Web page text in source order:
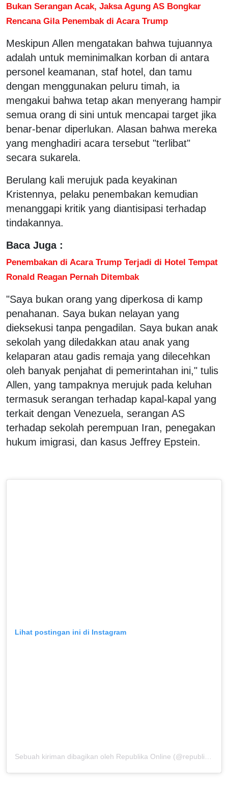
Bukan Serangan Acak, Jaksa Agung AS Bongkar
Rencana Gila Penembak di Acara Trump
Meskipun Allen mengatakan bahwa tujuannya
adalah untuk meminimalkan korban di antara
personel keamanan, staf hotel, dan tamu
dengan menggunakan peluru timah, ia
mengakui bahwa tetap akan menyerang hampir
semua orang di sini untuk mencapai target jika
benar-benar diperlukan. Alasan bahwa mereka
yang menghadiri acara tersebut "terlibat"
secara sukarela.
Berulang kali merujuk pada keyakinan
Kristennya, pelaku penembakan kemudian
menanggapi kritik yang diantisipasi terhadap
tindakannya.
Baca Juga :
Penembakan di Acara Trump Terjadi di Hotel Tempat
Ronald Reagan Pernah Ditembak
"Saya bukan orang yang diperkosa di kamp
penahanan. Saya bukan nelayan yang
dieksekusi tanpa pengadilan. Saya bukan anak
sekolah yang diledakkan atau anak yang
kelaparan atau gadis remaja yang dilecehkan
oleh banyak penjahat di pemerintahan ini," tulis
Allen, yang tampaknya merujuk pada keluhan
termasuk serangan terhadap kapal-kapal yang
terkait dengan Venezuela, serangan AS
terhadap sekolah perempuan Iran, penegakan
hukum imigrasi, dan kasus Jeffrey Epstein.
Lihat postingan ini di Instagram
Sebuah kiriman dibagikan oleh Republika Online (@republikaonline)